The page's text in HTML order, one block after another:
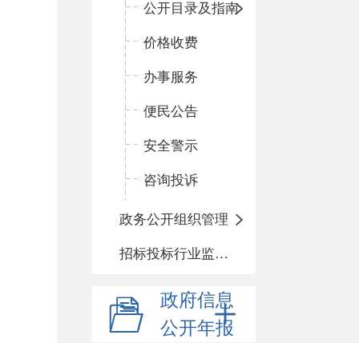
公开目录及指南
价格收费
办事服务
便民公告
安全警示
咨询投诉
政务公开组织管理
招标投标行业监督责任清单
政府信息
公开年报